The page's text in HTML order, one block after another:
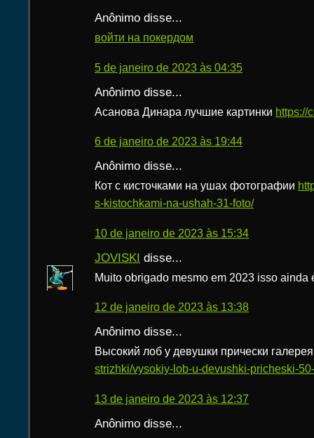
Anônimo disse...
войти на покердом
5 de janeiro de 2023 às 04:35
Anônimo disse...
Асанова Динара лучшие картинки https://
6 de janeiro de 2023 às 19:44
Anônimo disse...
Кот с кисточками на ушах фотографии
s-kistochkami-na-ushah-31-foto/
10 de janeiro de 2023 às 15:34
JOVISKI disse...
Muito obrigado mesmo em 2023 isso ainda
12 de janeiro de 2023 às 13:38
Anônimo disse...
Высокий лоб у девушки прически
strizhki/vysokiy-lob-u-devushki-pricheski-
13 de janeiro de 2023 às 12:37
Anônimo disse...